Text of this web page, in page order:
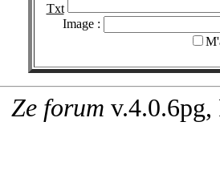
Txt
Image :
Ze forum